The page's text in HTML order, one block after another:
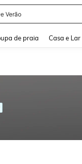
Verão
de praia Casa e Lar